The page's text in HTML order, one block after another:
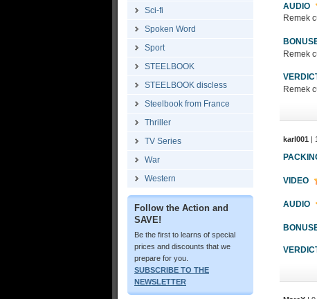
Sci-fi
Spoken Word
Sport
STEELBOOK
STEELBOOK discless
Steelbook from France
Thriller
TV Series
War
Western
Follow the Action and
SAVE!
Be the first to learns of special
prices and discounts that we
prepare for you.
SUBSCRIBE TO THE
NEWSLETTER
AUDIO
Remek
Remek
Remek
karl001 |
VIDEO
AUDIO